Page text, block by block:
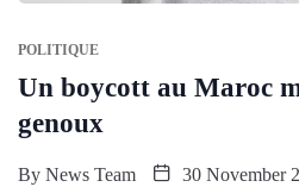
POLITIQUE
Un boycott au Maroc
genoux
By News Team 30 November